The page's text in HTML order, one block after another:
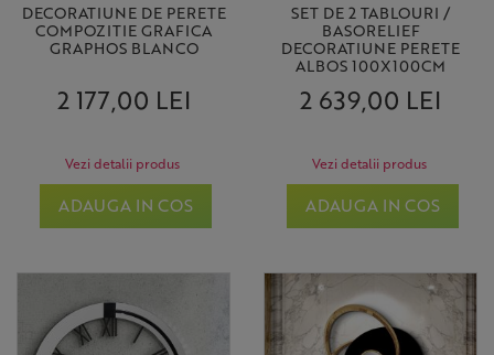
DECORATIUNE DE PERETE
COMPOZITIE GRAFICA
GRAPHOS BLANCO
2 177,00 LEI
Vezi detalii produs
ADAUGA IN COS
SET DE 2 TABLOURI /
BASORELIEF
DECORATIUNE PERETE
ALBOS 100X100CM
2 639,00 LEI
Vezi detalii produs
ADAUGA IN COS